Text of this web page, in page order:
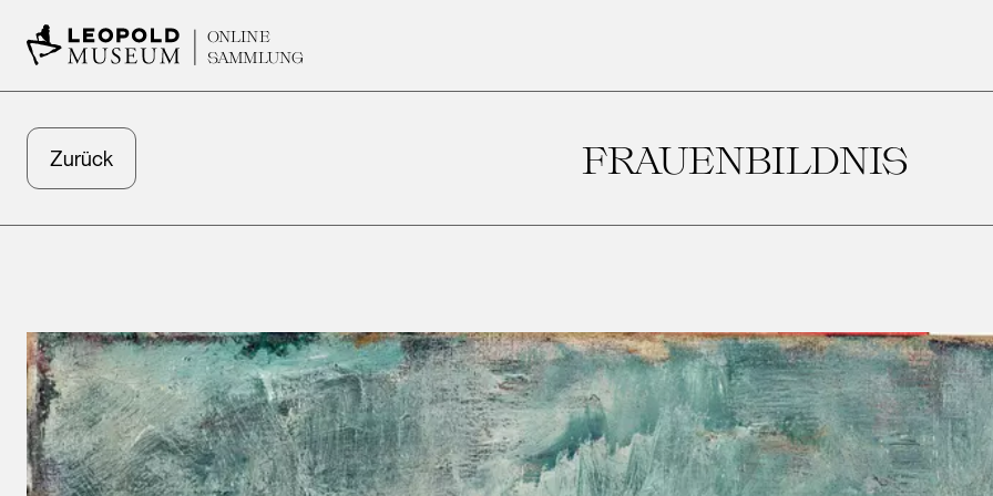
ONLINE
SAMMLUNG
Zurück FRAUENBILDNIS